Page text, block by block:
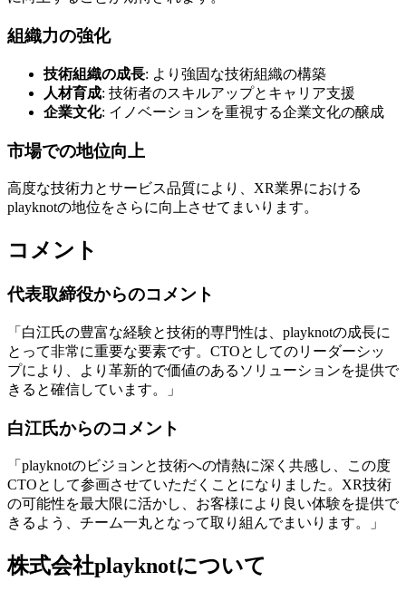
組織力の強化
技術組織の成長: より強固な技術組織の構築
人材育成: 技術者のスキルアップとキャリア支援
企業文化: イノベーションを重視する企業文化の醸成
市場での地位向上
高度な技術力とサービス品質により、XR業界における
playknotの地位をさらに向上させてまいります。
コメント
代表取締役からのコメント
「白江氏の豊富な経験と技術的専門性は、playknotの成長に
とって非常に重要な要素です。CTOとしてのリーダーシッ
プにより、より革新的で価値のあるソリューションを提供で
きると確信しています。」
白江氏からのコメント
「playknotのビジョンと技術への情熱に深く共感し、この度
CTOとして参画させていただくことになりました。XR技術
の可能性を最大限に活かし、お客様により良い体験を提供で
きるよう、チーム一丸となって取り組んでまいります。」
株式会社playknotについて